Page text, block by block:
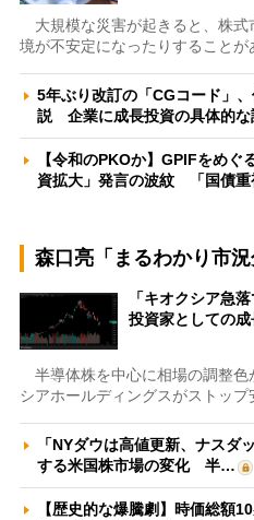
大規模な災害が起きると、株式
境が不安定になったりすることが
5年ぶり改訂の「CGコード」
説 企業に成長投資の具体的
【令和のPKOか】GPIFをめ
資拡大」発言の波紋 「国債
森口亮「まるわかり市況
「キオクシア急
投資家としての
半導体株を中心に相場の調整色
シアホールディングスがストップ
「NYダウは高値更新、ナスダ
する米国株市場の変化 半…
【歴史的な爆騰劇】時価総額